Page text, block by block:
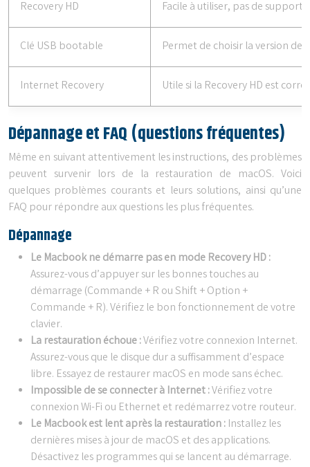
Recovery HD Facile à utiliser, pas de support
Clé USB bootable Permet de choisir la version de
Internet Recovery Utile si la Recovery HD est
Dépannage et FAQ (questions fréquentes)
Même en suivant attentivement les instructions, des problèmes
peuvent survenir lors de la restauration de macOS. Voici
quelques problèmes courants et leurs solutions, ainsi qu’une
FAQ pour répondre aux questions les plus fréquentes.
Dépannage
Le Macbook ne démarre pas en mode Recovery HD :
Assurez-vous d’appuyer sur les bonnes touches au
démarrage (Commande + R ou Shift + Option +
Commande + R). Vérifiez le bon fonctionnement de votre
clavier.
La restauration échoue :Vérifiez votre connexion Internet.
Assurez-vous que le disque dur a suffisamment d’espace
libre. Essayez de restaurer macOS en mode sans échec.
Impossible de se connecter à Internet :Vérifiez votre
connexion Wi-Fi ou Ethernet et redémarrez votre routeur.
Le Macbook est lent après la restauration : Installez les
dernières mises à jour de macOS et des applications.
Désactivez les programmes qui se lancent au démarrage.